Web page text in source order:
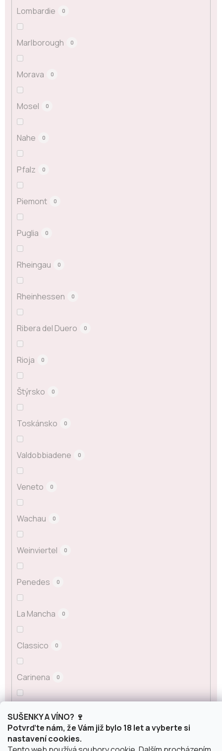
SUŠENKY A VÍNO? 🍷
Potvrďte nám, že Vám již bylo 18 let a vyberte si
nastavení cookies.
Lombardie 0
Marlborough 0
Morava 0
Mosel 0
Nahe 0
Pfalz 0
Piemont 0
Puglia 0
Rheingau 0
Rheinhessen 0
Ribera del Duero 0
Rioja 0
Štýrsko 0
Toskánsko 0
Valdobbiadene 0
Veneto 0
Wachau 0
Weinviertel 0
Penedes 0
La Mancha 0
Classico 0
Carinena 0
Alsasko 0